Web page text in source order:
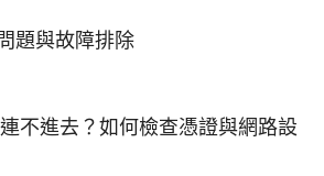
題與故障排除
不進去？如何檢查憑證與網路設